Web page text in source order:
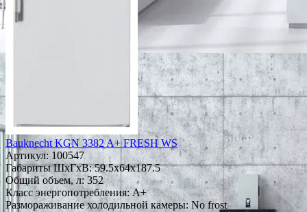
Bauknecht KGN 3382 A+ FRESH WS
Артикул:100547
Габариты ШxГxВ: 59.5x64x187.5
Общий объем, л: 352
Класс энергопотребления: A+
Размораживание холодильной камеры: No frost